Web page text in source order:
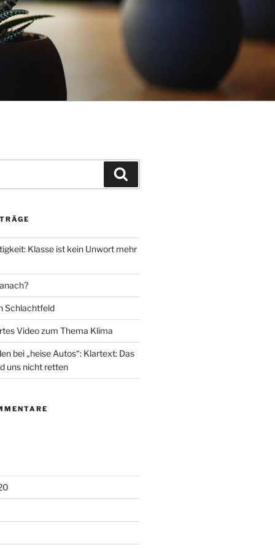
Klasse ist kein Unwort mehr
Schlachtfeld
Video zum Thema Klima
bei „heise Autos“: Klartext: Das
uns nicht retten